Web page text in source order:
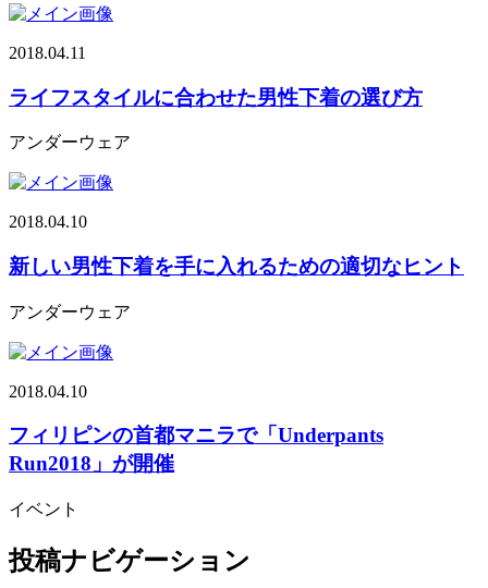
2018.04.11
ライフスタイルに合わせた男性下着の選び方
アンダーウェア
2018.04.10
新しい男性下着を手に入れるための適切なヒント
アンダーウェア
2018.04.10
フィリピンの首都マニラで「Underpants
Run2018」が開催
イベント
投稿ナビゲーション